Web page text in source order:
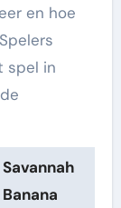
en hoe
spel in
Savannah
Banana